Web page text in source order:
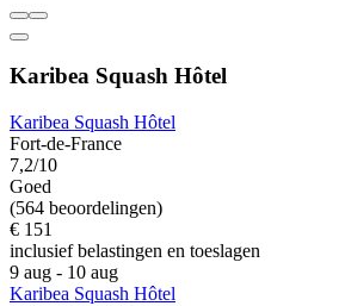
Karibea Squash Hôtel
Karibea Squash Hôtel
Fort-de-France
7,2/10
Goed
(564 beoordelingen)
€ 151
inclusief belastingen en toeslagen
9 aug - 10 aug
Karibea Squash Hôtel